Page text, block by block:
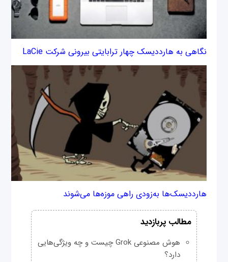
نگاهی به هارددیسک چهار ترابایتی بیرونی شرکت LaCie‌
هارددیسک‌ها به‌زودی راهی موزه‌ها می‌شوند
مطالب پربازدید
هوش مصنوعی Grok چیست و چه ویژگی‌هایی
دارد؟